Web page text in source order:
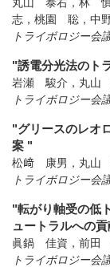
志，桃園 聡，中
トライボロジー会
"誘電分光法のト
岩瀬 駿介，丸山
トライボロジー会
"グリースのレオ
案 "
松﨑 康男，丸山
トライボロジー会
"転がり軸受の低
ュートラルへの
眞鍋 佳資，前
トライボロジー会